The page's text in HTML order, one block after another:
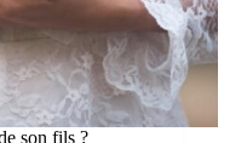
son fils ?